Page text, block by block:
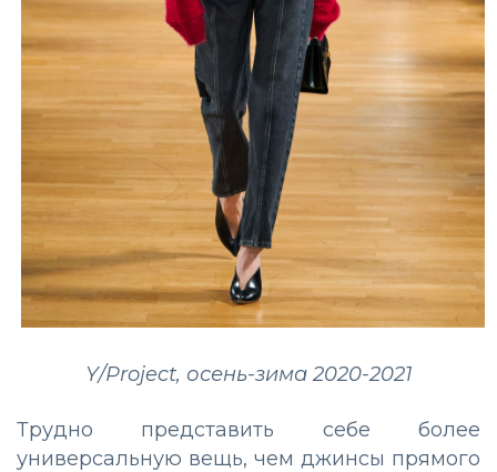
Y/Project, осень-зима 2020-2021
Трудно представить себе более
универсальную вещь, чем джинсы прямого